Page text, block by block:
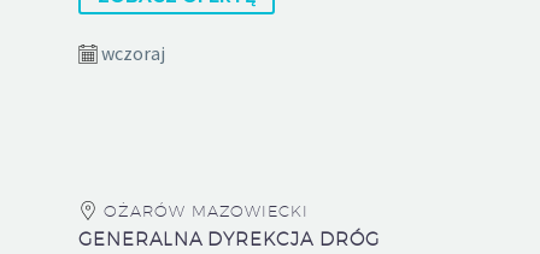
wczoraj
OŻARÓW MAZOWIECKI
GENERALNA DYREKCJA DRÓG